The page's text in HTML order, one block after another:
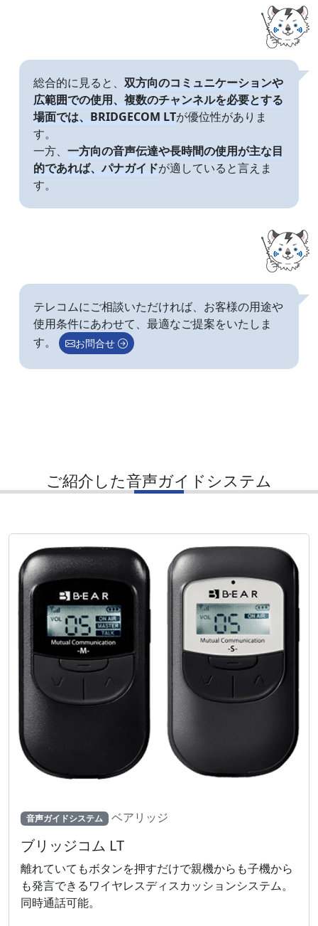
総合的に見ると、 双方向のコミュニケーションや
広範囲での使用、複数のチャンネルを必要とする
場面では、BRIDGECOM LTが優位性がありま
す。
一方、 一方向の音声伝達や長時間の使用が主な目
的であれば、パナガイドが適していると言えま
す。
テレコムにご相談いただければ、お客様の用途や
使用条件にあわせて、最適なご提案をいたしま
す。
お問合せ
ご紹介した音声ガイドシステム
音声ガイドシステム ベアリッジ
ブリッジコム LT
離れていてもボタンを押すだけで親機からも子機から
も発言できるワイヤレスディスカッションシステム。
同時通話可能。